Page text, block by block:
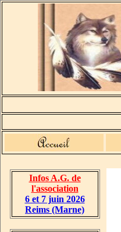
Infos A.G. de
l'association
6 et 7 juin 2026
Reims (Marne)